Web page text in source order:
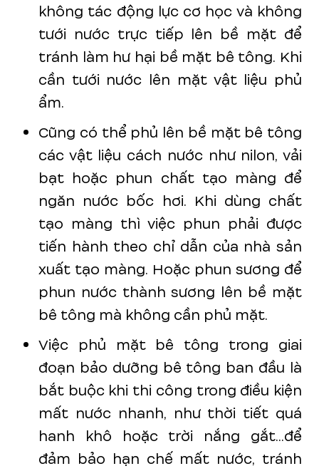
không tác động lực cơ học và không
tưới nước trực tiếp lên bề mặt để
tránh làm hư hại bề mặt bê tông. Khi
cần tưới nước lên mặt vật liệu phủ
ẩm.
Cũng có thể phủ lên bề mặt bê tông
các vật liệu cách nước như nilon, vải
bạt hoặc phun chất tạo màng để
ngăn nước bốc hơi. Khi dùng chất
tạo màng thì việc phun phải được
tiến hành theo chỉ dẫn của nhà sản
xuất tạo màng. Hoặc phun sương để
phun nước thành sương lên bề mặt
bê tông mà không cần phủ mặt.
Việc phủ mặt bê tông trong giai
đoạn bảo dưỡng bê tông ban đầu là
bắt buộc khi thi công trong điều kiện
mất nước nhanh, như thời tiết quá
hanh khô hoặc trời nắng gắt...để
đảm bảo hạn chế mất nước, tránh